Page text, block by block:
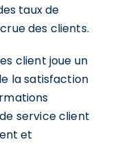
taux de
des clients.
client joue un
la satisfaction
service client
et